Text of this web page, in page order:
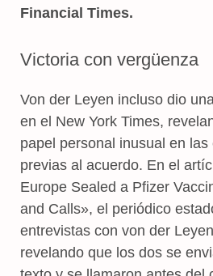
Financial Times.
Victoria con vergüenza
Von der Leyen incluso dio
en el New York Times,
papel personal inusual en
previas al acuerdo. En el
Europe Sealed a Pfizer
and Calls», el periódico
entrevistas con von der
revelando que los dos se